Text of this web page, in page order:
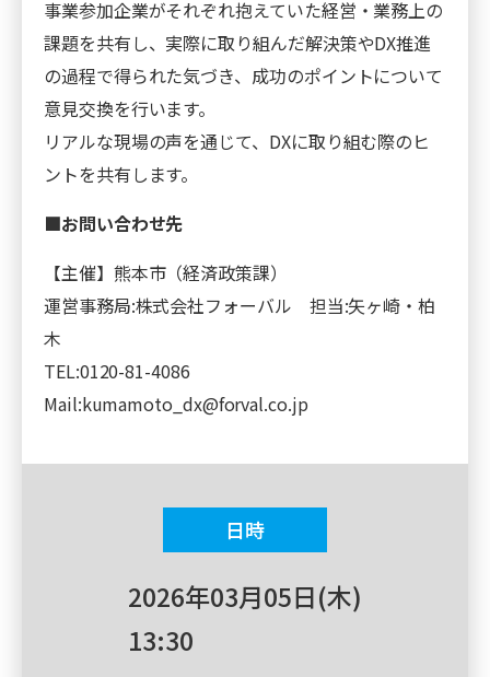
事業参加企業がそれぞれ抱えていた経営・業務上の
課題を共有し、実際に取り組んだ解決策やDX推進
の過程で得られた気づき、成功のポイントについて
意見交換を行います。
リアルな現場の声を通じて、DXに取り組む際のヒ
ントを共有します。
■お問い合わせ先
【主催】熊本市（経済政策課）
運営事務局:株式会社フォーバル 担当:矢ヶ崎・柏
木
TEL:0120-81-4086
Mail:kumamoto_dx@forval.co.jp
日時
2026年03月05日(木)
13:30